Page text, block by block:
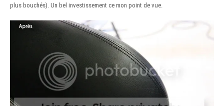
plus bouchés). Un bel investissement ce mon point de vue.